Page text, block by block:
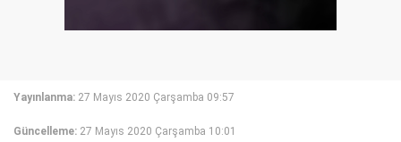
Yayınlanma: 27 Mayıs 2020 Çarşamba 09:57
Güncelleme: 27 Mayıs 2020 Çarşamba 10:01